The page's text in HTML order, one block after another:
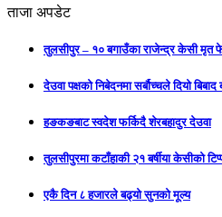
ताजा अपडेट
तुलसीपुर – १० बगाउँका राजेन्द्र केसी मृत
देउवा पक्षको निबेदनमा सर्बौच्चले दियो
हङकङबाट स्वदेश फर्किदै शेरबहादुर देउवा
तुलसीपुरमा कटाँहाकी २१ बर्षीया केसीको
एकै दिन ८ हजारले बढ्यो सुनको मूल्य